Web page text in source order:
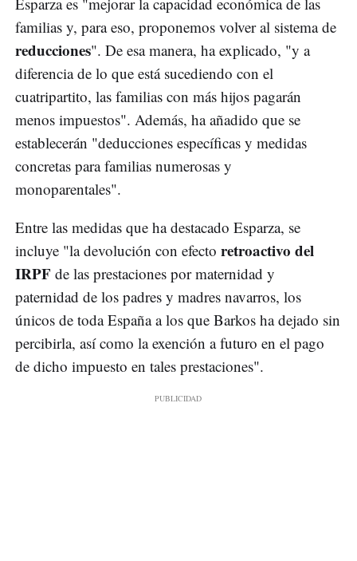
familias y, para eso, proponemos volver al sistema de
reducciones". De esa manera, ha explicado, "y a
diferencia de lo que está sucediendo con el
cuatripartito, las familias con más hijos pagarán
menos impuestos". Además, ha añadido que se
establecerán "deducciones específicas y medidas
concretas para familias numerosas y
monoparentales".
Entre las medidas que ha destacado Esparza, se
incluye "la devolución con efecto retroactivo del
IRPF de las prestaciones por maternidad y
paternidad de los padres y madres navarros, los
únicos de toda España a los que Barkos ha dejado sin
percibirla, así como la exención a futuro en el pago
de dicho impuesto en tales prestaciones".